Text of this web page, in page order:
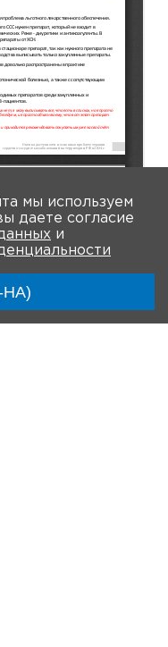
мы используем
даете согласие
и